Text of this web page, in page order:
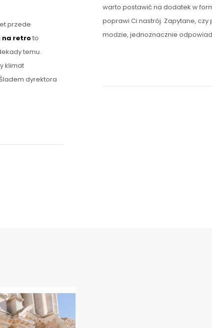
przede
na retroto
temu.
klimat
dyrektora
warto postawić na dodatek w
poprawi Ci nastrój. Zapytane, czy
modzie, jednoznacznie